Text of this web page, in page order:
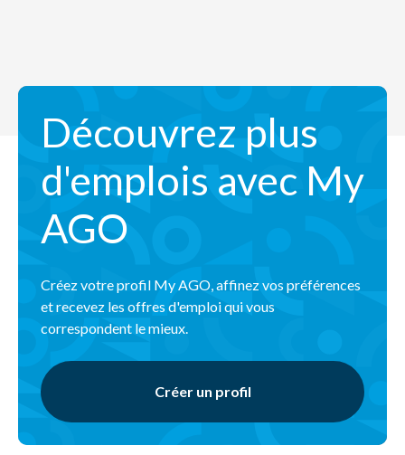
Découvrez plus
d'emplois avec My
AGO
Créez votre profil My AGO, affinez vos préférences
et recevez les offres d'emploi qui vous
correspondent le mieux.
Créer un profil